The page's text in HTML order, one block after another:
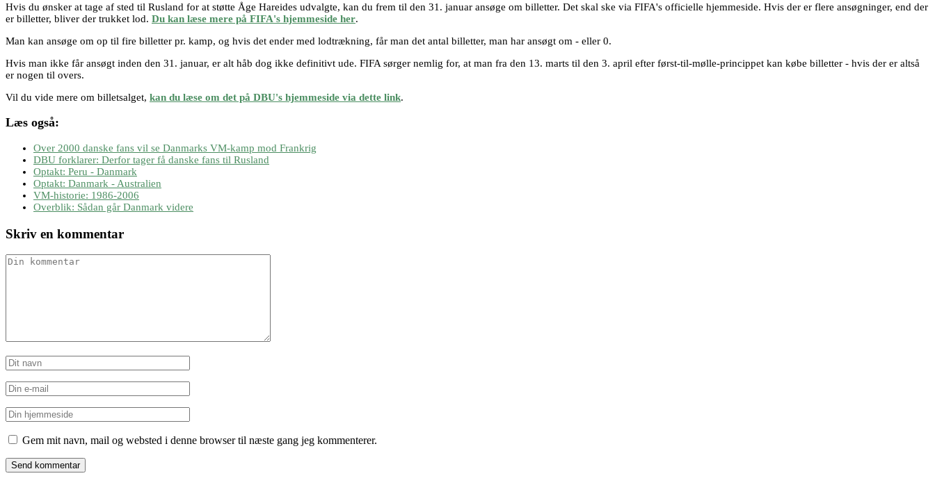
Hvis du ønsker at tage af sted til Rusland for at støtte Åge Hareides udvalgte, kan du frem til den 31. januar ansøge om billetter. Det skal ske via FIFA's officielle hjemmeside. Hvis der er flere ansøgninger, end der
er billetter, bliver der trukket lod. Du kan læse mere på FIFA's hjemmeside her.
Man kan ansøge om op til fire billetter pr. kamp, og hvis det ender med lodtrækning, får man det antal billetter, man har ansøgt om - eller 0.
Hvis man ikke får ansøgt inden den 31. januar, er alt håb dog ikke definitivt ude. FIFA sørger nemlig for, at man fra den 13. marts til den 3. april efter først-til-mølle-princippet kan købe billetter - hvis der er altså
er nogen til overs.
Vil du vide mere om billetsalget, kan du læse om det på DBU's hjemmeside via dette link.
Læs også:
Over 2000 danske fans vil se Danmarks VM-kamp mod Frankrig
DBU forklarer: Derfor tager få danske fans til Rusland
Optakt: Peru - Danmark
Optakt: Danmark - Australien
VM-historie: 1986-2006
Overblik: Sådan går Danmark videre
Skriv en kommentar
Gem mit navn, mail og websted i denne browser til næste gang jeg kommenterer.